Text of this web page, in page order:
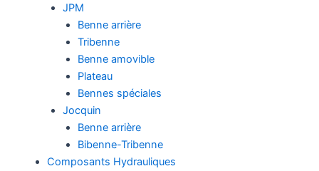
JPM
Benne arrière
Tribenne
Benne amovible
Plateau
Bennes spéciales
Jocquin
Benne arrière
Bibenne-Tribenne
Composants Hydrauliques